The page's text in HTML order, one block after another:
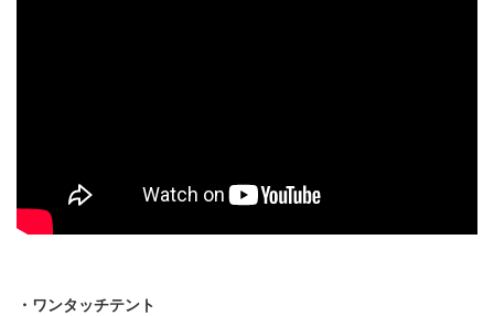
・ワンタッチテント